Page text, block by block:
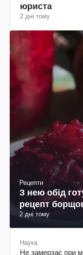
юриста
2 дні тому
Рецепти
З нею обід
рецепт
2 дні тому
Наука
Не замерзає при